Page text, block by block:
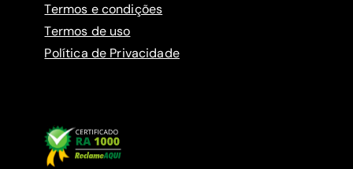
Termos e condições
Termos de uso
Política de Privacidade